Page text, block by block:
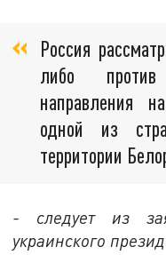
Россия
либо против
направления
одной из
территории
- следует из
украинского